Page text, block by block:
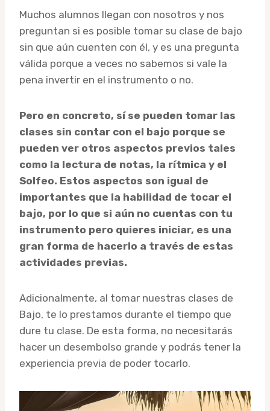
Muchos alumnos llegan con nosotros y nos
preguntan si es posible tomar su clase de bajo
sin que aún cuenten con él, y es una pregunta
válida porque a veces no sabemos si vale la
pena invertir en el instrumento o no.
Pero en concreto, sí se pueden tomar las
clases sin contar con el bajo porque se
pueden ver otros aspectos previos tales
como la lectura de notas, la rítmica y el
Solfeo. Estos aspectos son igual de
importantes que la habilidad de tocar el
bajo, por lo que si aún no cuentas con tu
instrumento pero quieres iniciar, es una
gran forma de hacerlo a través de estas
actividades previas.
Adicionalmente, al tomar nuestras clases de
Bajo, te lo prestamos durante el tiempo que
dure tu clase. De esta forma, no necesitarás
hacer un desembolso grande y podrás tener la
experiencia previa de poder tocarlo.